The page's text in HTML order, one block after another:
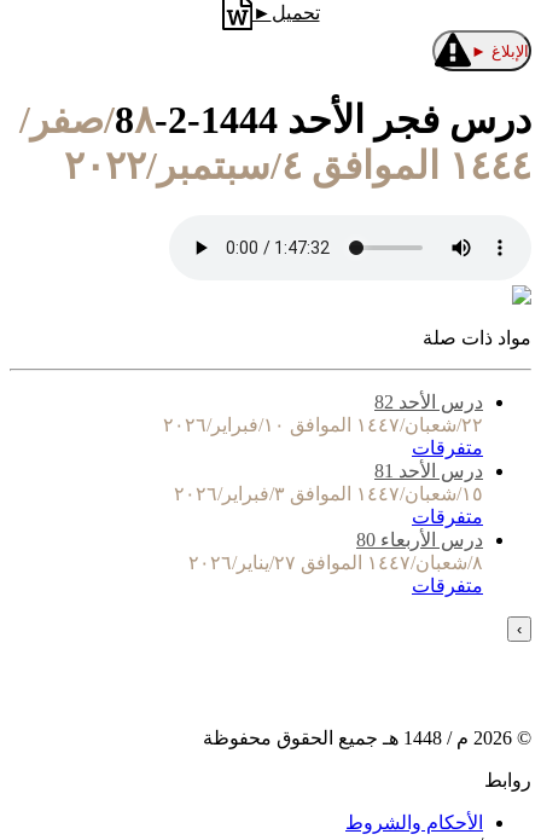
تحميل ►
الإبلاغ ►
درس فجر الأحد 1444-2-8
٨/صفر/
١٤٤٤ الموافق ٤/سبتمبر/٢٠٢٢
مواد ذات صلة
درس الأحد 82
٢٢/شعبان/١٤٤٧ الموافق ١٠/فبراير/٢٠٢٦
متفرقات
درس الأحد 81
١٥/شعبان/١٤٤٧ الموافق ٣/فبراير/٢٠٢٦
متفرقات
درس الأربعاء 80
٨/شعبان/١٤٤٧ الموافق ٢٧/يناير/٢٠٢٦
متفرقات
›
©
2026 م / 1448 هـ جميع الحقوق محفوظة
روابط
الأحكام والشروط